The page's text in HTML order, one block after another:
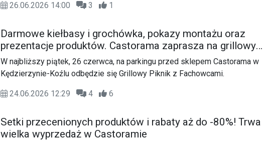
26.06.2026 14:00 3 1
Darmowe kiełbasy i grochówka, pokazy montażu oraz
prezentacje produktów. Castorama zaprasza na grillowy
piknik z fachowcami
W najbliższy piątek, 26 czerwca, na parkingu przed sklepem Castorama w
Kędzierzynie-Koźlu odbędzie się Grillowy Piknik z Fachowcami.
24.06.2026 12:29 4 6
Setki przecenionych produktów i rabaty aż do -80%! Trwa
wielka wyprzedaż w Castoramie